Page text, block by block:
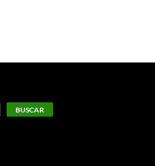
BUSCAR